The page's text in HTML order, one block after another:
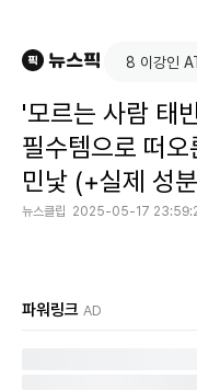
'모르는 사람 태
필수템으로 떠
민낯 (+실제 성
뉴스클립 2025-05-17
파워링크 AD